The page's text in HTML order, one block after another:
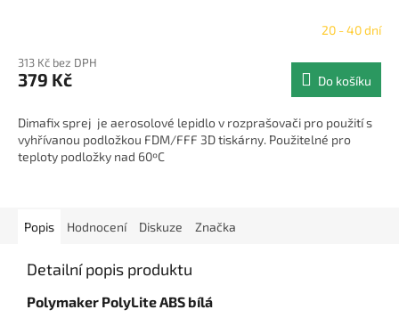
produktu
je
z
hvězdiček.
20 - 40 dní
313 Kč bez DPH
379 Kč Do košíku
Dimafix sprej je aerosolové lepidlo v rozprašovači pro použití s
vyhřívanou podložkou FDM/FFF 3D tiskárny. Použitelné pro
teploty podložky nad 60ºC
Popis Hodnocení Diskuze Značka
Detailní popis produktu
Polymaker PolyLite ABS bílá